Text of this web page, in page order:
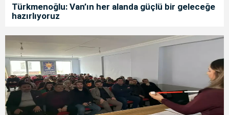
Türkmenoğlu: Van’ın her alanda güçlü bir geleceğe
hazırlıyoruz